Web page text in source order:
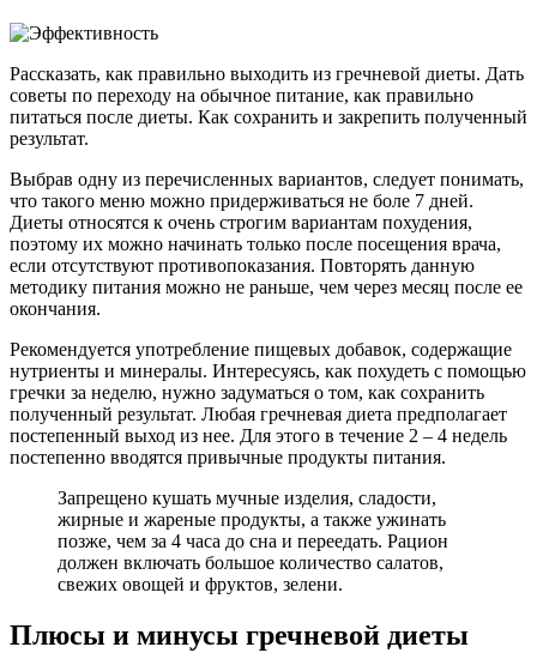
Рассказать, как правильно выходить из гречневой диеты. Дать
советы по переходу на обычное питание, как правильно
питаться после диеты. Как сохранить и закрепить полученный
результат.
Выбрав одну из перечисленных вариантов, следует понимать,
что такого меню можно придерживаться не боле 7 дней.
Диеты относятся к очень строгим вариантам похудения,
поэтому их можно начинать только после посещения врача,
если отсутствуют противопоказания. Повторять данную
методику питания можно не раньше, чем через месяц после ее
окончания.
Рекомендуется употребление пищевых добавок, содержащие
нутриенты и минералы. Интересуясь, как похудеть с помощью
гречки за неделю, нужно задуматься о том, как сохранить
полученный результат. Любая гречневая диета предполагает
постепенный выход из нее. Для этого в течение 2 – 4 недель
постепенно вводятся привычные продукты питания.
Запрещено кушать мучные изделия, сладости,
жирные и жареные продукты, а также ужинать
позже, чем за 4 часа до сна и переедать. Рацион
должен включать большое количество салатов,
свежих овощей и фруктов, зелени.
Плюсы и минусы гречневой диеты